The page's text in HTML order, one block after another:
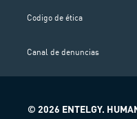
Codigo de ética
Canal de denuncias
© 2026 ENTELGY.